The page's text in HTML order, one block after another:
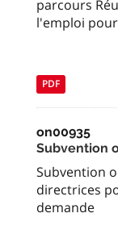
parcours
l'emploi
PDF
on00935
Subvention
Subvention
directrices
demande